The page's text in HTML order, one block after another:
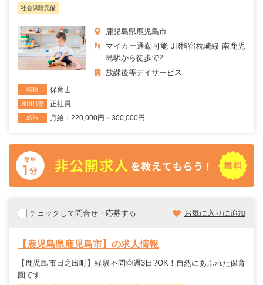
社会保険完備
鹿児島県鹿児島市
マイカー通勤可能 JR指宿枕崎線 南鹿児
島駅から徒歩で2...
放課後等デイサービス
職種 保育士
雇用形態 正社員
給与 月給：220,000円～300,000円
チェックして問合せ・応募する お気に入りに追加
【鹿児島県鹿児島市】の求人情報
【鹿児島市日之出町】経験不問◎週3日?OK！自然にあふれた保育
園です